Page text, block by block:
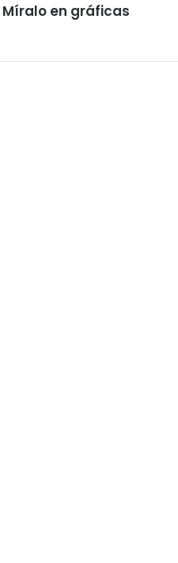
Míralo en gráficas